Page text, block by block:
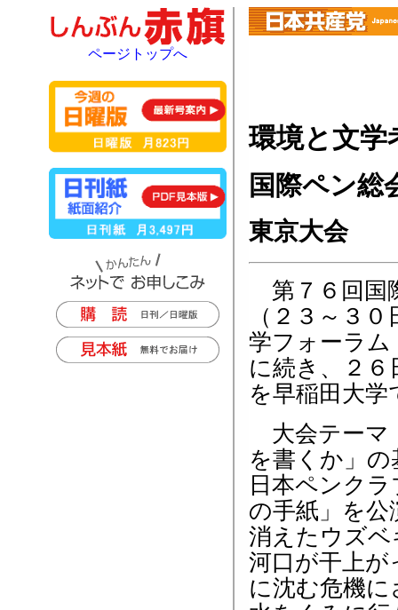
環境と文学
国際ペン総
東京大会
第７６回国
（２３～３
学フォーラム
に続き、２６
を早稲田大
大会テーマ
を書くか」
日本ペンク
の手紙」を公
消えたウズ
河口が干上が
に沈む危機
ページトップへ